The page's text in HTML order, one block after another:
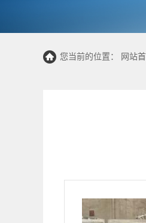
您当前的位置： 网站